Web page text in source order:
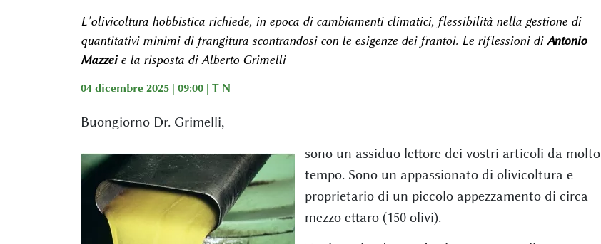
L’olivicoltura hobbistica richiede, in epoca di cambiamenti climatici, flessibilità nella gestione di
quantitativi minimi di frangitura scontrandosi con le esigenze dei frantoi. Le riflessioni diAntonio
Mazzeie la risposta di Alberto Grimelli
04 dicembre 2025 | 09:00 | T N
Buongiorno Dr. Grimelli,
sono un assiduo lettore dei vostri articoli da molto
tempo. Sono un appassionato di olivicoltura e
proprietario di un piccolo appezzamento di circa
mezzo ettaro (150 olivi).